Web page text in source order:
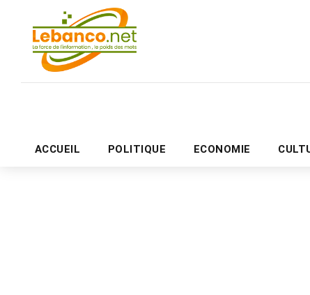
ACCUEIL POLITIQUE ECONOMIE